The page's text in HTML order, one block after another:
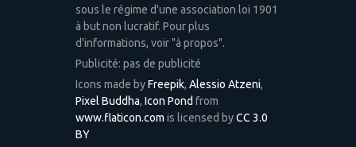
sous le régime d'une association loi 1901
à but non lucratif. Pour plus
d'informations, voir "à propos".
Publicité: pas de publicité
Icons made byFreepik, Alessio Atzeni,
Pixel Buddha, Icon Pond from
www.flaticon.com is licensed byCC 3.0
BY